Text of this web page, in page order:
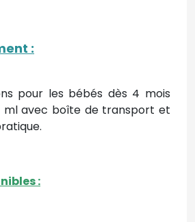
:
pour les bébés dès 4 mois
ml avec boîte de transport et
: